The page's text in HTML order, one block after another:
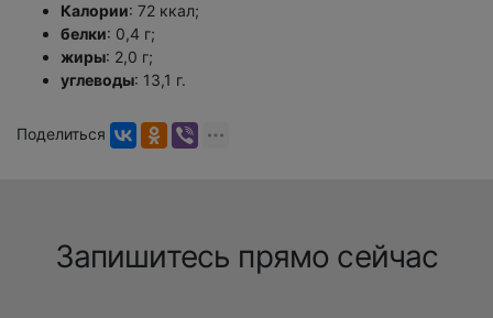
Калории: 72 ккал;
белки: 0,4 г;
жиры: 2,0 г;
углеводы: 13,1 г.
Поделиться
Запишитесь прямо сейчас